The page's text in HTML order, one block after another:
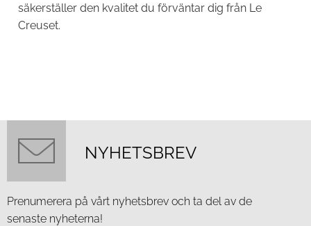
säkerställer den kvalitet du förväntar dig från Le
Creuset.
NYHETSBREV
Prenumerera på vårt nyhetsbrev och ta del av de
senaste nyheterna!